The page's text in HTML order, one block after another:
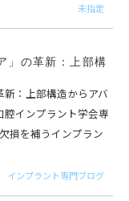
未指定
」の革新：上部構
：上部構造からアバ
インプラント学会専
損を補うインプラン
インプラント専門ブログ